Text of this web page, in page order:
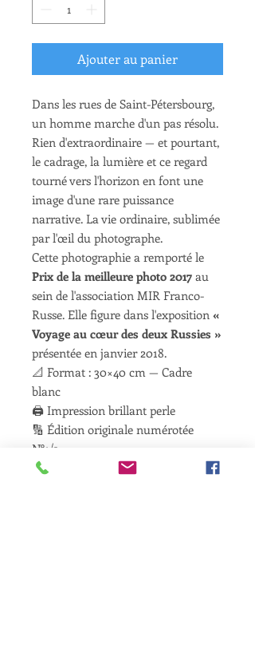
Ajouter au panier
Dans les rues de Saint-Pétersbourg,
un homme marche d'un pas résolu.
Rien d'extraordinaire — et pourtant,
le cadrage, la lumière et ce regard
tourné vers l'horizon en font une
image d'une rare puissance
narrative. La vie ordinaire, sublimée
par l'œil du photographe.
Cette photographie a remporté le
Prix de la meilleure photo 2017 au
sein de l'association MIR Franco-
Russe. Elle figure dans l'exposition «
Voyage au cœur des deux Russies »
présentée en janvier 2018.
📐 Format : 30×40 cm — Cadre
blanc
🖨️ Impression brillant perle
🔢 Édition originale numérotée
N°1/3